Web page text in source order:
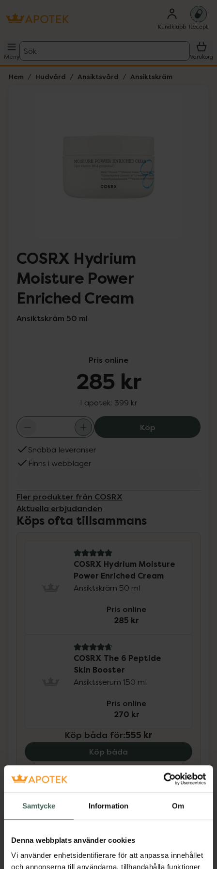
Samtycke Information Om
Denna webbplats använder cookies
Vi använder enhetsidentifierare för att anpassa innehållet
och annonserna till användarna, tillhandahålla funktioner
Kundklubb Recept
Meny
Sök
Varukorg
Hem Hudvård Ansiktsvård Ansiktskräm
COSRX Hydrium
Moisture Power
Enriched Cream
Ansiktskräm 50 ml
Pris online
285 kr
I apotek: 399 kr
KöpCOSRX
Snabba leveranser
Finns i webblager
Fler produkter från COSRX
Aktuella erbjudanden
Köps ofta tillsammans
5 av 5 i omdöme
COSRX Hydrium Moisture
Power Enriched Cream
Ansiktskräm 50 ml
Pris online
285 kr
4.8 av 5 i omdöme
COSRX The 6 Peptide
Skin Booster
Ansiktsserum 150 ml
Pris online
270 kr
Köp båda för:555 kr
Köp båda
Beskrivning Dölj
Hydrium Moisture Power Enriched Cream har
utan att lämna en fet känsla på huden.Det är
en lätt, snabbabsorberande kräm som ger
omedelbar, djup återfuktning även för